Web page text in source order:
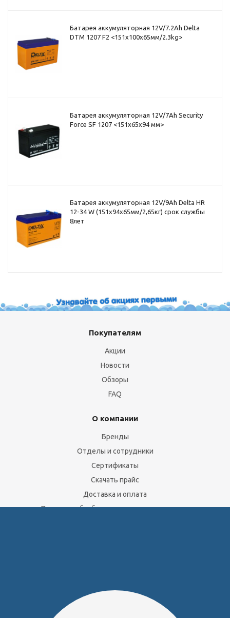
Батарея аккумуляторная 12V/7.2Ah Delta
DTM 1207 F2 <151x100x65мм/2.3kg>
Батарея аккумуляторная 12V/7Ah Security
Force SF 1207 <151x65x94 мм>
Батарея аккумуляторная 12V/9Ah Delta HR
12-34 W (151x94x65мм/2,65кг) срок службы
8лет
Покупателям
Акции
Новости
Обзоры
FAQ
О компании
Бренды
Отделы и сотрудники
Сертификаты
Скачать прайс
Доставка и оплата
Политика обработки персональных данных
Оставайтесь на связи